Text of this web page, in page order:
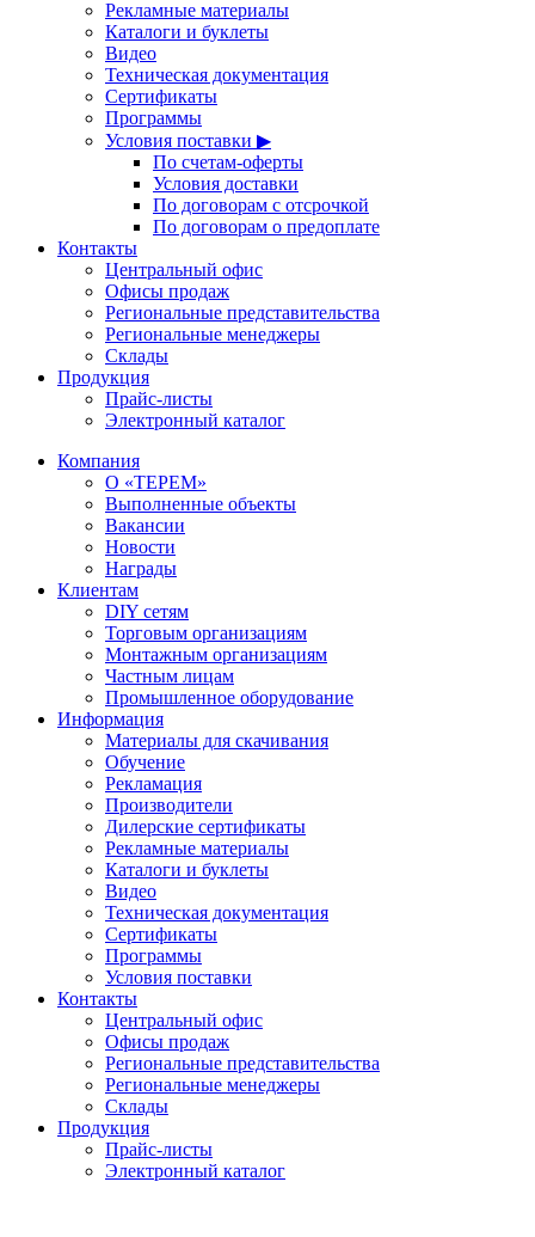
Рекламные материалы
Каталоги и буклеты
Видео
Техническая документация
Сертификаты
Программы
Условия поставки ▶
По счетам-оферты
Условия доставки
По договорам с отсрочкой
По договорам о предоплате
Контакты
Центральный офис
Офисы продаж
Региональные представительства
Региональные менеджеры
Склады
Продукция
Прайс-листы
Электронный каталог
Компания
О «ТЕРЕМ»
Выполненные объекты
Вакансии
Новости
Награды
Клиентам
DIY сетям
Торговым организациям
Монтажным организациям
Частным лицам
Промышленное оборудование
Информация
Материалы для скачивания
Обучение
Рекламация
Производители
Дилерские сертификаты
Рекламные материалы
Каталоги и буклеты
Видео
Техническая документация
Сертификаты
Программы
Условия поставки
Контакты
Центральный офис
Офисы продаж
Региональные представительства
Региональные менеджеры
Склады
Продукция
Прайс-листы
Электронный каталог